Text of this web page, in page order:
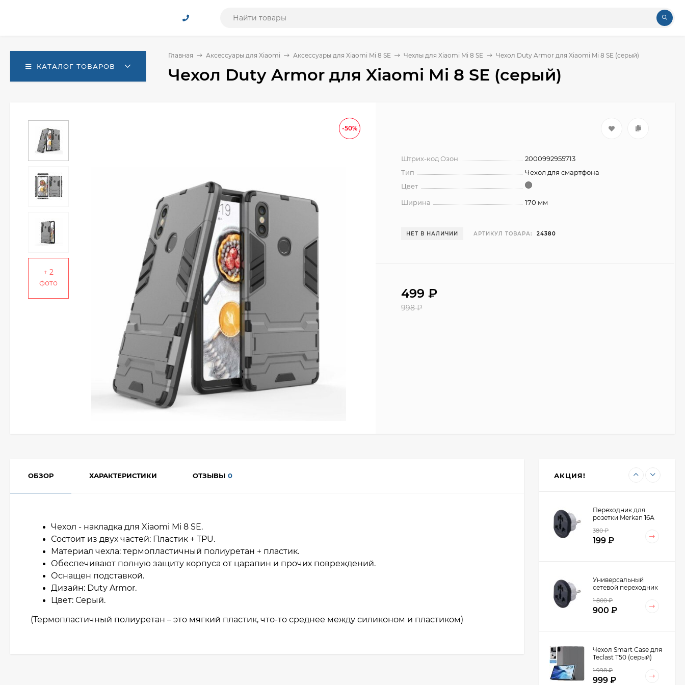
КАТАЛОГ ТОВАРОВ
Главная Аксессуары для Xiaomi Аксессуары для Xiaomi Mi 8 SE Чехлы для Xiaomi Mi 8 SE Чехол Duty Armor для Xiaomi Mi 8 SE (серый)
Чехол Duty Armor для Xiaomi Mi 8 SE (серый)
+ 2
фото
-50%
Штрих-код Озон
2000992955713
Тип
Чехол для смартфона
Цвет
Ширина
170 мм
НЕТ В НАЛИЧИИ АРТИКУЛ ТОВАРА: 24380
499₽
998₽
ОБЗОР ХАРАКТЕРИСТИКИ ОТЗЫВЫ 0
Чехол - накладка для Xiaomi Mi 8 SE.
Состоит из двух частей: Пластик + TPU.
Материал чехла: термопластичный полиуретан + пластик.
Обеспечивают полную защиту корпуса от царапин и прочих повреждений.
Оснащен подставкой.
Дизайн: Duty Armor.
Цвет: Серый.
(Термопластичный полиуретан – это мягкий пластик, что-то среднее между силиконом и пластиком)
АКЦИЯ!
Переходник для
розетки Merkan 16А
380₽
199 ₽
Универсальный
сетевой переходник
Европейскую розетку
AU/US/UK-EU (10шт.)
1 800₽
900 ₽
Чехол Smart Case для
Teclast T50 (серый)
1 998₽
999 ₽